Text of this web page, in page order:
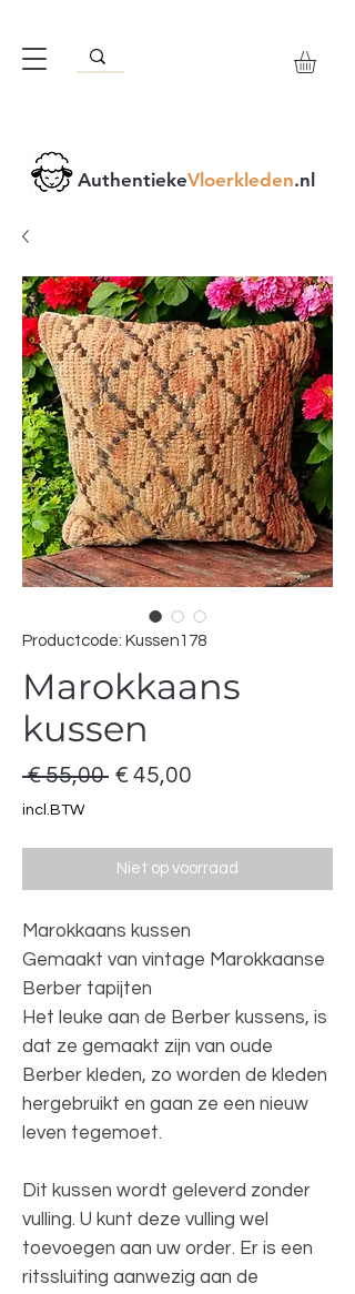
AuthentiekeVloerkleden.nl
Productcode: Kussen178
Marokkaans
kussen
€ 55,00 Normale
€ 45,00
incl.BTW
Niet op voorraad
Marokkaans kussen
Gemaakt van vintage Marokkaanse
Berber tapijten
Het leuke aan de Berber kussens, is
dat ze gemaakt zijn van oude
Berber kleden, zo worden de kleden
hergebruikt en gaan ze een nieuw
leven tegemoet.
Dit kussen wordt geleverd zonder
vulling. U kunt deze vulling wel
toevoegen aan uw order. Er is een
ritssluiting aanwezig aan de